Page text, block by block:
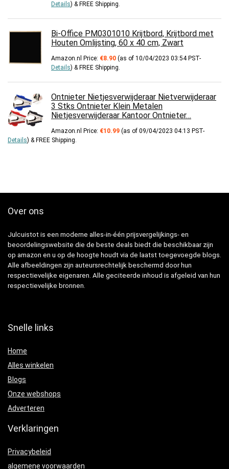
Details) & FREE Shipping.
Bi-Office PM0301010 Krijtbord, Krijtbord met
Houten Omlijsting, 60 x 40 cm, Zwart
Amazon.nl Price: €8.90 (as of 10/04/2023 03:54 PST-
Details) & FREE Shipping.
Ontnieter Nietjesverwijderaar Nietverwijderaar
3 Stks Ontnieter Klein Metalen
Nietjesverwijderaar Kantoor Ontnieter…
Amazon.nl Price: €10.99 (as of 09/04/2023 04:13 PST-
Details) & FREE Shipping.
Over ons
Julcuistot is een moderne alles-in-één prijsvergelijkings- en
beoordelingswebsite die de beste deals biedt die beschikbaar zijn
op amazon en u op de hoogte houdt via de laatst toegevoegde blogs.
Alle afbeeldingen zijn auteursrechtelijk beschermd door hun
respectievelijke eigenaren. Alle geciteerde inhoud is afgeleid van hun
respectievelijke bronnen.
Snelle links
Home
Alles winkelen
Blogs
Onze webshops
Adverteren
Verklaringen
Privacybeleid
algemene voorwaarden